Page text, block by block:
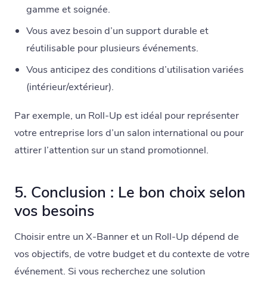
gamme et soignée.
Vous avez besoin d’un support durable et
réutilisable pour plusieurs événements.
Vous anticipez des conditions d’utilisation variées
(intérieur/extérieur).
Par exemple, un Roll-Up est idéal pour représenter
votre entreprise lors d’un salon international ou pour
attirer l’attention sur un stand promotionnel.
5. Conclusion : Le bon choix selon
vos besoins
Choisir entre un X-Banner et un Roll-Up dépend de
vos objectifs, de votre budget et du contexte de votre
événement. Si vous recherchez une solution